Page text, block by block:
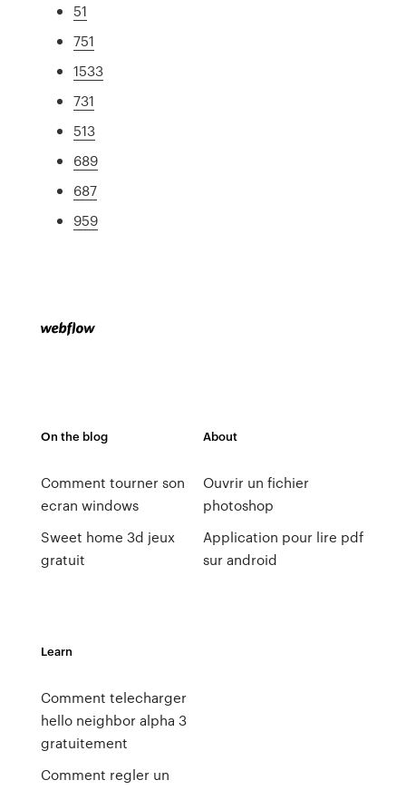
51
751
1533
731
513
689
687
959
On the blog
Comment tourner son
ecran windows
Sweet home 3d jeux
gratuit
About
Ouvrir un fichier
photoshop
Application pour lire pdf
sur android
Learn
Comment telecharger
hello neighbor alpha 3
gratuitement
Comment regler un